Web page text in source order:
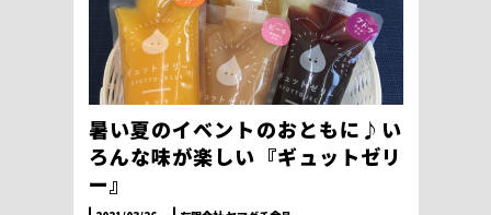
暑い夏のイベントのおともに♪い
ろんな味が楽しい『ギュットゼリ
ー』